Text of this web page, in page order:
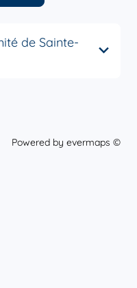
de Sainte-
Powered by evermaps ©